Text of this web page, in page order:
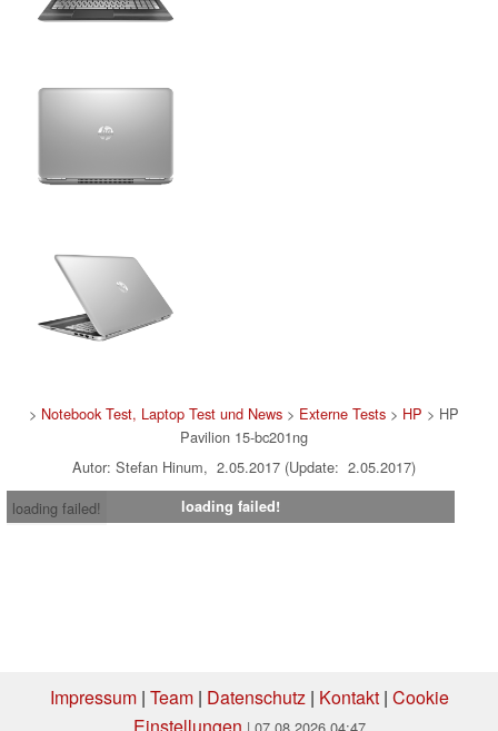
> Notebook Test, Laptop Test und News> Externe Tests> HP > HP
Pavilion 15-bc201ng
Autor: Stefan Hinum, 2.05.2017 (Update: 2.05.2017)
loading failed!
loading failed!
Impressum| Team| Datenschutz | Kontakt| Cookie
Einstellungen | 07.08.2026 04:47